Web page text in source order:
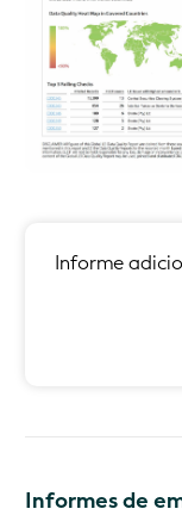
Informe
Informes de